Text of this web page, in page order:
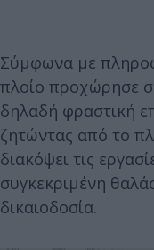
Σύμφωνα με
πλοίο προχώρησε
δηλαδή φραστική
ζητώντας από το
διακόψει τις
συγκεκριμένη
δικαιοδοσία.